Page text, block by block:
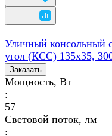
Уличный консольный
угол (КСС) 135х35,
Заказать
Мощность, Вт
:
57
Световой поток, лм
: